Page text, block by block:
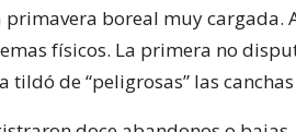
boreal muy cargada.
físicos. La primera no
tildó de “peligrosas” las